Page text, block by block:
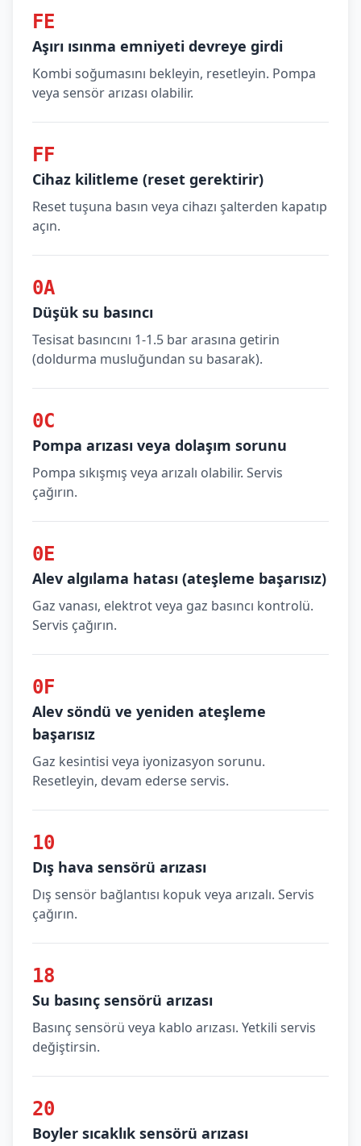
FE
Aşırı ısınma emniyeti devreye girdi
Kombi soğumasını bekleyin, resetleyin. Pompa
veya sensör arızası olabilir.
FF
Cihaz kilitleme (reset gerektirir)
Reset tuşuna basın veya cihazı şalterden kapatıp
açın.
0A
Düşük su basıncı
Tesisat basıncını 1-1.5 bar arasına getirin
(doldurma musluğundan su basarak).
0C
Pompa arızası veya dolaşım sorunu
Pompa sıkışmış veya arızalı olabilir. Servis
çağırın.
0E
Alev algılama hatası (ateşleme başarısız)
Gaz vanası, elektrot veya gaz basıncı kontrolü.
Servis çağırın.
0F
Alev söndü ve yeniden ateşleme
başarısız
Gaz kesintisi veya iyonizasyon sorunu.
Resetleyin, devam ederse servis.
10
Dış hava sensörü arızası
Dış sensör bağlantısı kopuk veya arızalı. Servis
çağırın.
18
Su basınç sensörü arızası
Basınç sensörü veya kablo arızası. Yetkili servis
değiştirsin.
20
Boyler sıcaklık sensörü arızası